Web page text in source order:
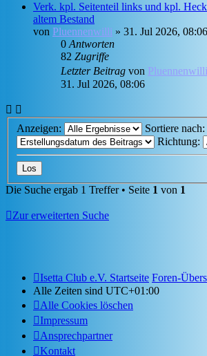
Verk. kpl. Seitenteil links und kpl.
altem Bestand
von Pluennenwilli » 31. Jul 2026, 08:06
0Antworten
82 Zugriffe
Letzter Beitrag von Pluennenwilli
31. Jul 2026, 08:06
Anzeigen:
Sortiere nach:
Richtung:
Die Suche ergab 1 Treffer • Seite 1 von 1
Zur erweiterten Suche
Isetta Club e.V. Startseite Foren-
Alle Zeiten sind UTC+01:00
Alle Cookies löschen
Impressum
Ansprechpartner
Kontakt